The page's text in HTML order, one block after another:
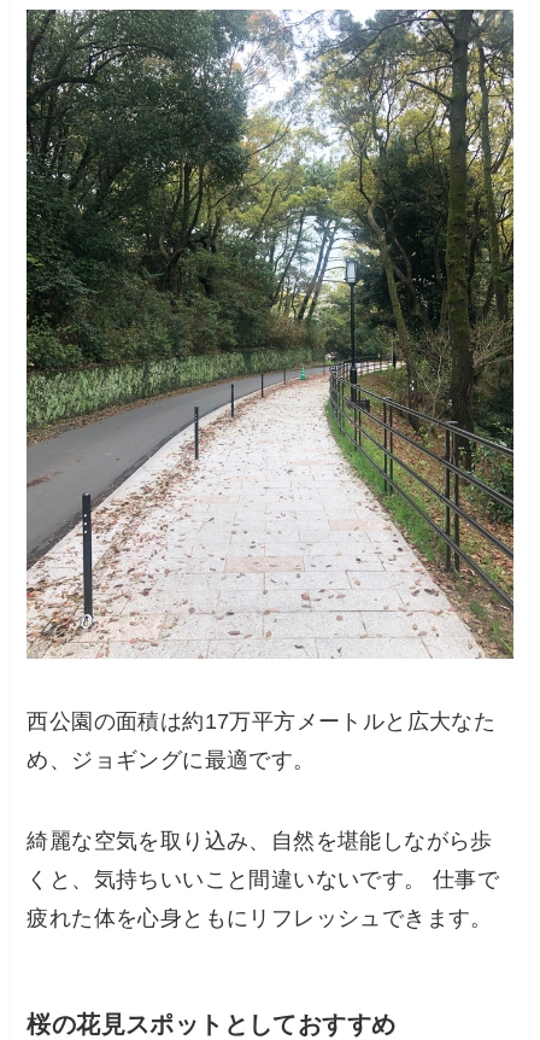
西公園の面積は約17万平方メートルと広大なた
め、ジョギングに最適です。
綺麗な空気を取り込み、自然を堪能しながら歩
くと、気持ちいいこと間違いないです。 仕事で
疲れた体を心身ともにリフレッシュできます。
桜の花見スポットとしておすすめ